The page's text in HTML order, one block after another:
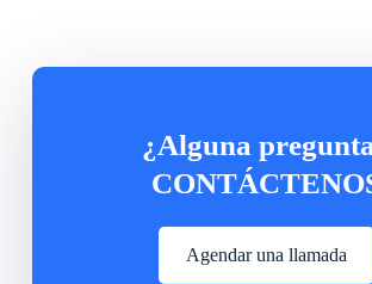
¿Alguna
Agendar una llamada